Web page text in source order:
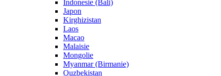
Indonesie (Bali)
Japon
Kirghizistan
Laos
Macao
Malaisie
Mongolie
Myanmar (Birmanie)
Ouzbekistan